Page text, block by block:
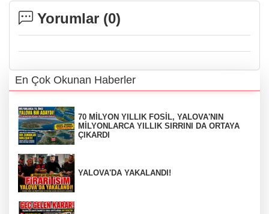
Yorumlar (0)
En Çok Okunan Haberler
70 MİLYON YILLIK FOSİL, YALOVA'NIN
MİLYONLARCA YILLIK SIRRINI DA ORTAYA
ÇIKARDI
YALOVA'DA YAKALANDI!